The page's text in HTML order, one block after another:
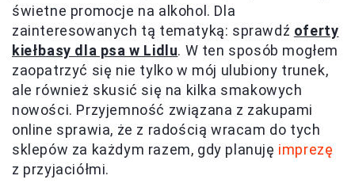
świetne promocje na alkohol. Dla
zainteresowanych tą tematyką: sprawdź oferty
kiełbasy dla psa w Lidlu. W ten sposób mogłem
zaopatrzyć się nie tylko w mój ulubiony trunek,
ale również skusić się na kilka smakowych
nowości. Przyjemność związana z zakupami
online sprawia, że z radością wracam do tych
sklepów za każdym razem, gdy planuję imprezę
z przyjaciółmi.